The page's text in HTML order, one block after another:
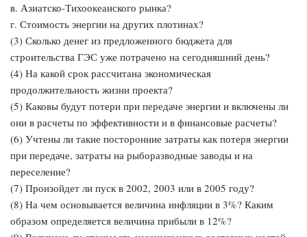
в. Азиатско-Тихоокеанского рынка?
г. Стоимость энергии на других плотинах?
(3) Сколько денег из предложенного бюджета для
строительства ГЭС уже потрачено на сегодняшний день?
(4) На какой срок рассчитана экономическая
продолжительность жизни проекта?
(5) Каковы будут потери при передаче энергии и включены ли
они в расчеты по эффективности и в финансовые расчеты?
(6) Учтены ли такие посторонние затраты как потеря энергии
при передаче, затраты на рыборазводные заводы и на
переселение?
(7) Произойдет ли пуск в 2002, 2003 или в 2005 году?
(8) На чем основывается величина инфляции в 3%? Каким
образом определяется величина прибыли в 12%?